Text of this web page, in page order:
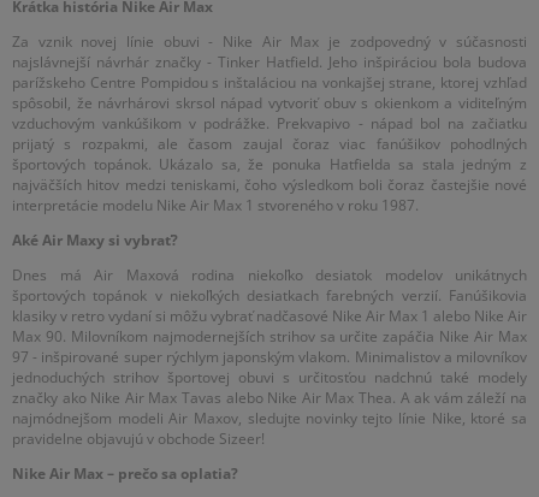
Krátka história Nike Air Max
Za vznik novej línie obuvi - Nike Air Max je zodpovedný v súčasnosti
najslávnejší návrhár značky - Tinker Hatfield. Jeho inšpiráciou bola budova
parížskeho Centre Pompidou s inštaláciou na vonkajšej strane, ktorej vzhľad
spôsobil, že návrhárovi skrsol nápad vytvoriť obuv s okienkom a viditeľným
vzduchovým vankúšikom v podrážke. Prekvapivo - nápad bol na začiatku
prijatý s rozpakmi, ale časom zaujal čoraz viac fanúšikov pohodlných
športových topánok. Ukázalo sa, že ponuka Hatfielda sa stala jedným z
najväčších hitov medzi teniskami, čoho výsledkom boli čoraz častejšie nové
interpretácie modelu Nike Air Max 1 stvoreného v roku 1987.
Aké Air Maxy si vybrať?
Dnes má Air Maxová rodina niekoľko desiatok modelov unikátnych
športových topánok v niekoľkých desiatkach farebných verzií. Fanúšikovia
klasiky v retro vydaní si môžu vybrať nadčasové Nike Air Max 1 alebo Nike Air
Max 90. Milovníkom najmodernejších strihov sa určite zapáčia Nike Air Max
97 - inšpirované super rýchlym japonským vlakom. Minimalistov a milovníkov
jednoduchých strihov športovej obuvi s určitosťou nadchnú také modely
značky ako Nike Air Max Tavas alebo Nike Air Max Thea. A ak vám záleží na
najmódnejšom modeli Air Maxov, sledujte novinky tejto línie Nike, ktoré sa
pravidelne objavujú v obchode Sizeer!
Nike Air Max – prečo sa oplatia?